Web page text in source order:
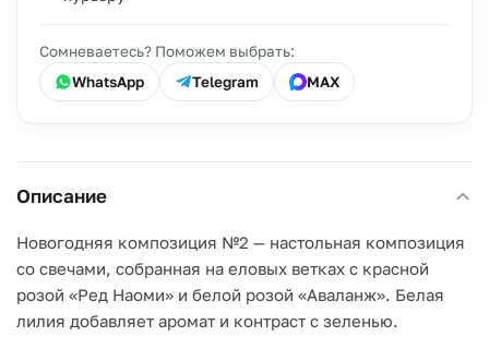
Сомневаетесь? Поможем выбрать:
WhatsApp
Telegram MAX
Описание
Новогодняя композиция №2 — настольная композиция
со свечами, собранная на еловых ветках с красной
розой «Ред Наоми» и белой розой «Аваланж». Белая
лилия добавляет аромат и контраст с зеленью.